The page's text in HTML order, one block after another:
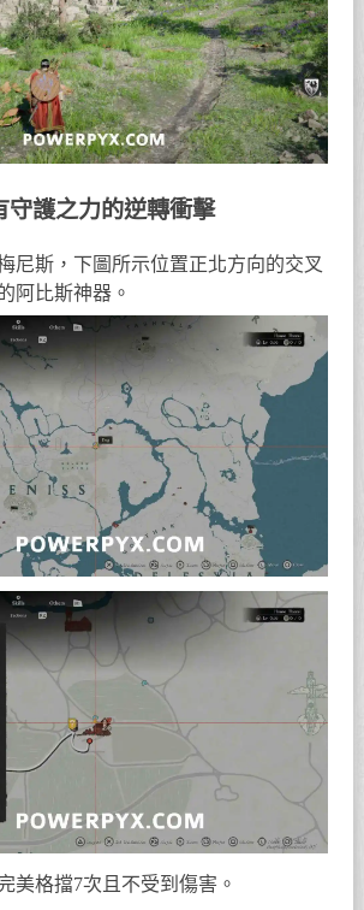
守護之力的逆轉衝擊
尼斯，下圖所示位置正北方向的交叉
阿比斯神器。
美格擋7次且不受到傷害。